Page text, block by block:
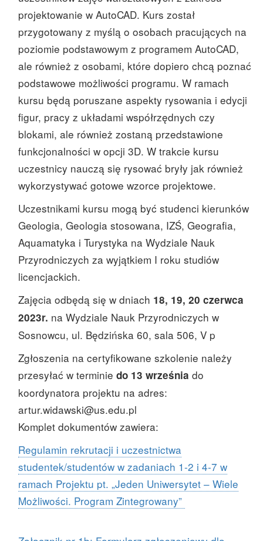
projektowanie w AutoCAD. Kurs został
przygotowany z myślą o osobach pracujących na
poziomie podstawowym z programem AutoCAD,
ale również z osobami, które dopiero chcą poznać
podstawowe możliwości programu. W ramach
kursu będą poruszane aspekty rysowania i edycji
figur, pracy z układami współrzędnych czy
blokami, ale również zostaną przedstawione
funkcjonalności w opcji 3D. W trakcie kursu
uczestnicy nauczą się rysować bryły jak również
wykorzystywać gotowe wzorce projektowe.
Uczestnikami kursu mogą być studenci kierunków
Geologia, Geologia stosowana, IZŚ, Geografia,
Aquamatyka i Turystyka na Wydziale Nauk
Przyrodniczych za wyjątkiem I roku studiów
licencjackich.
Zajęcia odbędą się w dniach 18, 19, 20 czerwca
2023r. na Wydziale Nauk Przyrodniczych w
Sosnowcu, ul. Będzińska 60, sala 506, V p
Zgłoszenia na certyfikowane szkolenie należy
przesyłać w terminie do 13 września do
koordynatora projektu na adres:
artur.widawski@us.edu.pl
Komplet dokumentów zawiera:
Regulamin rekrutacji i uczestnictwa
studentek/studentów w zadaniach 1-2 i 4-7 w
ramach Projektu pt. „Jeden Uniwersytet – Wiele
Możliwości. Program Zintegrowany”